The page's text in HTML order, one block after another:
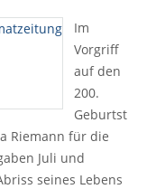
Im
Vorgriff
auf den
200.
Geburtst
Riemann für die
Juli und
seines Lebens